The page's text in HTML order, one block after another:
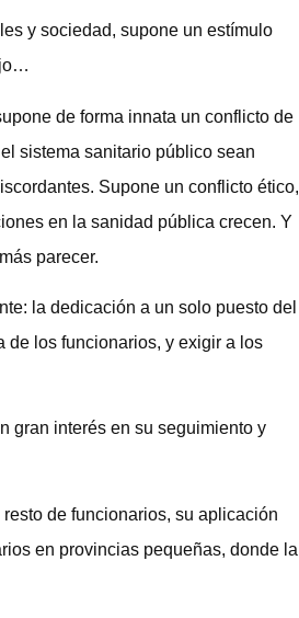
y sociedad, supone un estímulo
de forma innata un conflicto de
sistema sanitario público sean
Supone un conflicto ético,
en la sanidad pública crecen. Y
parecer.
la dedicación a un solo puesto del
de los funcionarios, y exigir a los
gran interés en su seguimiento y
de funcionarios, su aplicación
en provincias pequeñas, donde la